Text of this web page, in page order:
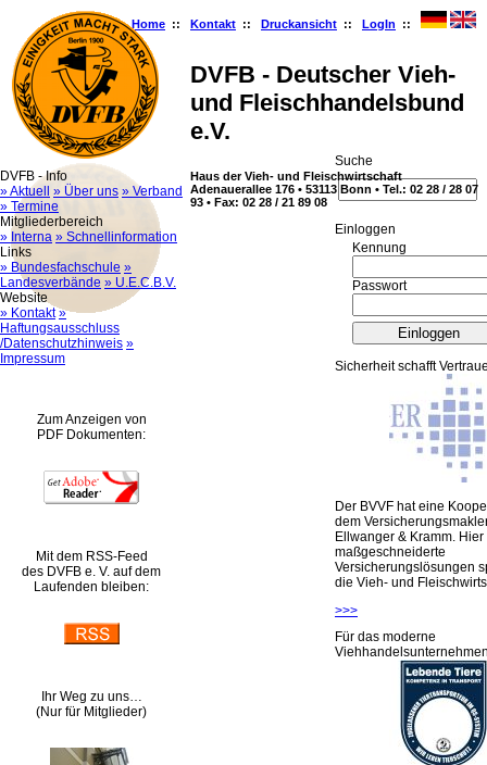
Home :: Kontakt :: Druckansicht :: LogIn ::
DVFB - Deutscher Vieh-
und Fleischhandelsbund
e.V.
Haus der Vieh- und Fleischwirtschaft
Adenauerallee 176 • 53113 Bonn • Tel.: 02 28 / 28 07
93 • Fax: 02 28 / 21 89 08
DVFB - Info
» Aktuell
» Über uns » Verband
» Termine
Mitgliederbereich
» Interna » Schnellinformation
Links
» Bundesfachschule »
Landesverbände » U.E.C.B.V.
Website
» Kontakt »
Haftungsausschluss
/Datenschutzhinweis »
Impressum
Zum Anzeigen von
PDF Dokumenten:
Mit dem RSS-Feed
des DVFB e. V. auf dem
Laufenden bleiben:
Ihr Weg zu uns…
(Nur für Mitglieder)
Suche
Ein­log­gen
Kennung
Passwort
Sicherheit schafft
Der BVVF hat eine
dem
Ellwanger & Kramm.
maßgeschneiderte
Versicherungslösungen
die Vieh- und
>>>
Für das moderne